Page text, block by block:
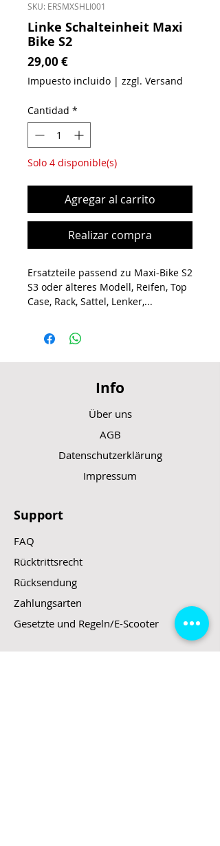
SKU: ERSMXSHLI001
Linke Schalteinheit Maxi
Bike S2
29,00 €Precio
Impuesto incluido | zzgl. Versand
Cantidad *
Solo 4 disponible(s)
Agregar al carrito
Realizar compra
Ersatzteile passend zu Maxi-Bike S2
S3 oder älteres Modell, Reifen, Top
Case, Rack, Sattel, Lenker,...
Info
Über uns
AGB
Datenschutzerklärung
Impressum
Support
FAQ
Rücktrittsrecht
Rücksendung
Zahlungsarten
Gesetzte und Regeln/E-Scooter